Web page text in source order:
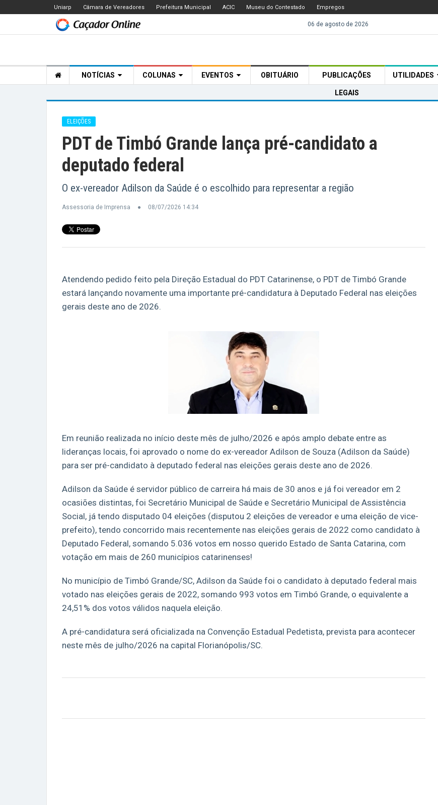
Uniarp Câmara de Vereadores Prefeitura Municipal ACIC Museu do Contestado Empregos
06 de agosto de 2026
NOTÍCIAS COLUNAS EVENTOS OBITUÁRIO PUBLICAÇÕES
LEGAIS
UTILIDADES
ELEIÇÕES
PDT de Timbó Grande lança pré-candidato a
deputado federal
O ex-vereador Adilson da Saúde é o escolhido para representar a região
Assessoria de Imprensa 08/07/2026 14:34
Atendendo pedido feito pela Direção Estadual do PDT Catarinense, o PDT de Timbó Grande
estará lançando novamente uma importante pré-candidatura à Deputado Federal nas eleições
gerais deste ano de 2026.
Em reunião realizada no início deste mês de julho/2026 e após amplo debate entre as
lideranças locais, foi aprovado o nome do ex-vereador Adilson de Souza (Adilson da Saúde)
para ser pré-candidato à deputado federal nas eleições gerais deste ano de 2026.
Adilson da Saúde é servidor público de carreira há mais de 30 anos e já foi vereador em 2
ocasiões distintas, foi Secretário Municipal de Saúde e Secretário Municipal de Assistência
Social, já tendo disputado 04 eleições (disputou 2 eleições de vereador e uma eleição de vice-
prefeito), tendo concorrido mais recentemente nas eleições gerais de 2022 como candidato à
Deputado Federal, somando 5.036 votos em nosso querido Estado de Santa Catarina, com
votação em mais de 260 municípios catarinenses!
No município de Timbó Grande/SC, Adilson da Saúde foi o candidato à deputado federal mais
votado nas eleições gerais de 2022, somando 993 votos em Timbó Grande, o equivalente a
24,51% dos votos válidos naquela eleição.
A pré-candidatura será oficializada na Convenção Estadual Pedetista, prevista para acontecer
neste mês de julho/2026 na capital Florianópolis/SC.